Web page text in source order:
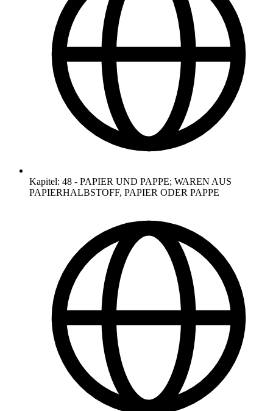
Kapitel: 48 - PAPIER UND PAPPE; WAREN AUS
PAPIERHALBSTOFF, PAPIER ODER PAPPE